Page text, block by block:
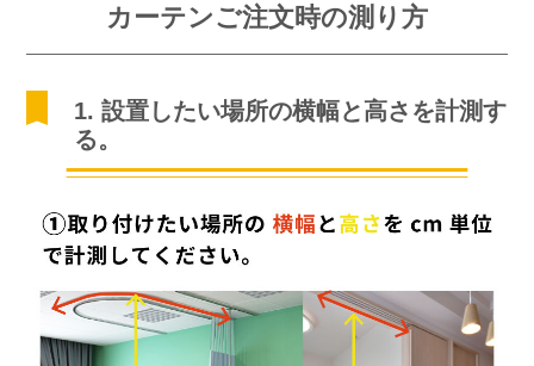
カーテンご注文時の測り方
1. 設置したい場所の横幅と高さを計測す
る。